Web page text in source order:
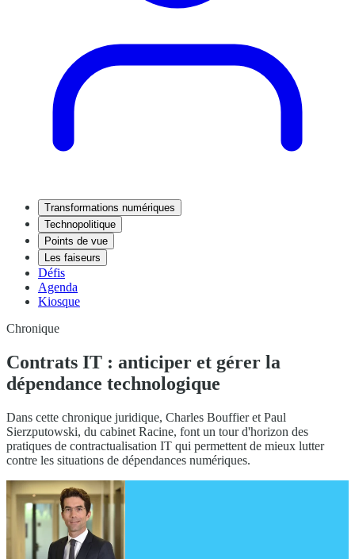
Transformations numériques
Technopolitique
Points de vue
Les faiseurs
Défis
Agenda
Kiosque
Chronique
Contrats IT : anticiper et gérer la
dépendance technologique
Dans cette chronique juridique, Charles Bouffier et Paul
Sierzputowski, du cabinet Racine, font un tour d'horizon des
pratiques de contractualisation IT qui permettent de mieux lutter
contre les situations de dépendances numériques.